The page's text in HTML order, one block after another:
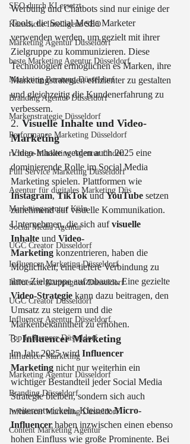
SEO durch KI ersetzt
Künstliche Intelligenz SEO
Marketing Agentur Düsseldorf
beste Marketing Agentur Düsseldorf
Marketing Beratung Düsseldorf
Branding Agentur Düsseldorf
Markenstrategie Düsseldorf
Performance Marketing Düsseldorf
richtige Marketing Agentur finden
Full Service Marketing Düsseldorf
Agentur für digitales Marketing Düs
Marketingagentur Köln
Social Media Agentur
UGC Creator Düsseldorf
Influencer Marketing Düsseldorf
Influencer Kampagnen Düsseldorf
UGC Creator Düsseldorf
Influencer Agentur Düsseldorf
Top Influencer Düsseldorf
Influencer Marketing
Marketing Agentur Düsseldorf
Branding Düsseldorf
Influencer Marketing Düsseldorf
Content Marketing Agentur
Werbung und Chatbots sind nur einige der
Tools, die Social Media Marketer
verwenden werden, um gezielt mit ihrer
Zielgruppe zu kommunizieren. Diese
Technologien ermöglichen es Marken, ihre
Marketingstrategien effizienter zu gestalten
und gleichzeitig die Kundenerfahrung zu
verbessern.
2. Visuelle Inhalte und Video-
Marketing
Video-Inhalte werden auch 2025 eine
dominierende Rolle im Social Media
Marketing spielen. Plattformen wie
Instagram, TikTok und YouTube setzen
zunehmend auf visuelle Kommunikation.
Unternehmen, die sich auf visuelle
Inhalte und Video-
Marketing konzentrieren, haben die
Möglichkeit, eine tiefere Verbindung zu
ihrer Zielgruppe aufzubauen. Eine gezielte
Video-Strategie kann dazu beitragen, den
Umsatz zu steigern und die
Markenbekanntheit zu erhöhen.
3. Influencer Marketing
Im Jahr 2025 wird Influencer
Marketing nicht nur weiterhin ein
wichtiger Bestandteil jeder Social Media
Strategie bleiben, sondern sich auch
weiterentwickeln. Kleinere Micro-
Influencer haben inzwischen einen ebenso
hohen Einfluss wie große Prominente. Bei